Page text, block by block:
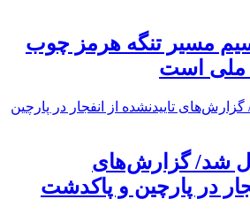
مسیر تنگه هرمز چوب
ملی است
شد/ گزارش‌های
در پارچین و پاکدشت